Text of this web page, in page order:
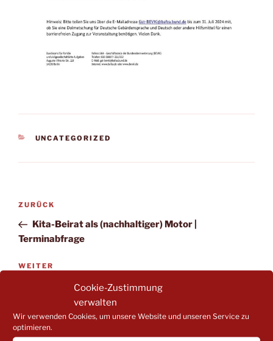
Cookie-Zustimmung
verwalten
Wir verwenden Cookies, um unsere Website und unseren Service zu
optimieren.
KATEGORIEN
UNCATEGORIZED
Beitragsnavigation
Vorheriger
Beitrag
ZURÜCK
Kita-Beirat als (nachhaltiger) Motor |
Terminabfrage
Nächster
WEITER
TERMINÄNDERUNG: Verletzendes Verhalten in Kitas
–sensibilisieren, hinschauen, aktiv werden